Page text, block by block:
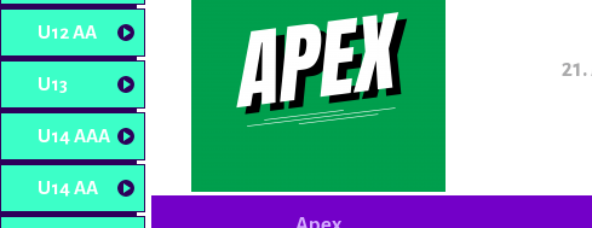
U12 AA
U13
U14 AAA
U14 AA